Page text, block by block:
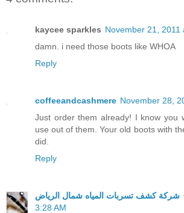
kaycee sparkles November 21, 2011
damn. i need those boots like WHOA
Reply
coffeeandcashmere November 28,
Just order them already! I know you
use out of them. Your old boots with
did.
Reply
شركة كشف تسربات المياه شمال الرياض
3:28 AM